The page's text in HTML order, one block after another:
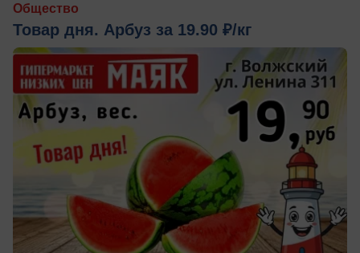
Общество
Товар дня. Арбуз за 19.90 ₽/кг